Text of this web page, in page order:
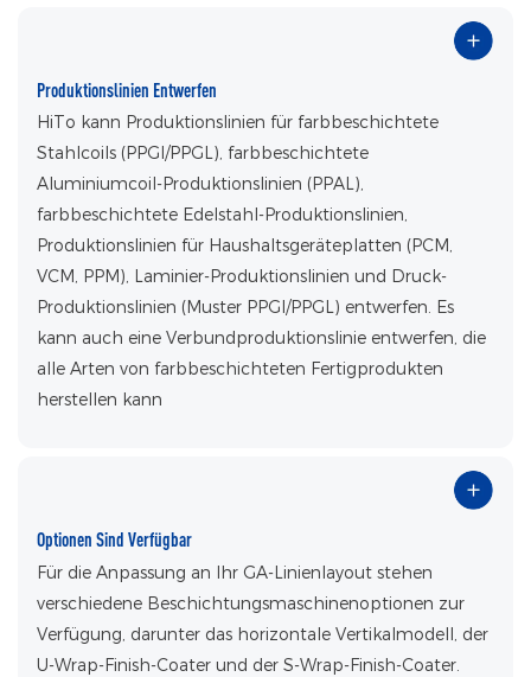
Produktionslinien Entwerfen
HiTo kann Produktionslinien für farbbeschichtete
Stahlcoils (PPGI/PPGL), farbbeschichtete
Aluminiumcoil-Produktionslinien (PPAL),
farbbeschichtete Edelstahl-Produktionslinien,
Produktionslinien für Haushaltsgeräteplatten (PCM,
VCM, PPM), Laminier-Produktionslinien und Druck-
Produktionslinien (Muster PPGI/PPGL) entwerfen. Es
kann auch eine Verbundproduktionslinie entwerfen, die
alle Arten von farbbeschichteten Fertigprodukten
herstellen kann
Optionen Sind Verfügbar
Für die Anpassung an Ihr GA-Linienlayout stehen
verschiedene Beschichtungsmaschinenoptionen zur
Verfügung, darunter das horizontale Vertikalmodell, der
U-Wrap-Finish-Coater und der S-Wrap-Finish-Coater.